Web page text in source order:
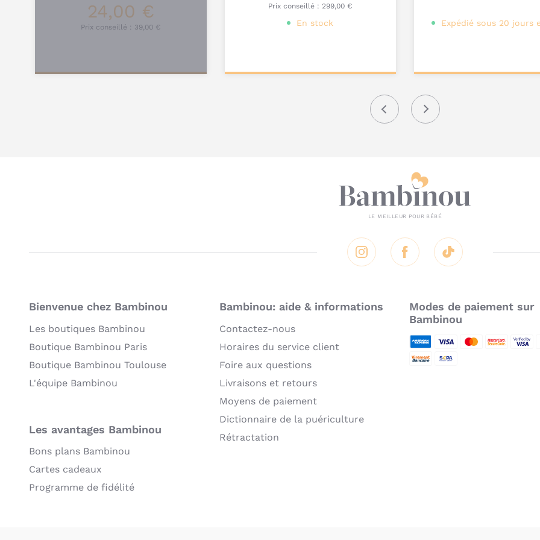
24,00 €
Prix conseillé : 39,00 €
Prix conseillé : 299,00 €
En stock Expédié sous 20 jours
PrécédentSuivant
Instagram Facebook Tik Tok
Bienvenue chez Bambinou
Les boutiques Bambinou
Boutique Bambinou Paris
Boutique Bambinou Toulouse
L'équipe Bambinou
Les avantages Bambinou
Bons plans Bambinou
Cartes cadeaux
Programme de fidélité
Bambinou: aide & informations
Contactez-nous
Horaires du service client
Foire aux questions
Livraisons et retours
Moyens de paiement
Dictionnaire de la puériculture
Rétractation
Modes de paiement sur
Bambinou
American Express
Visa